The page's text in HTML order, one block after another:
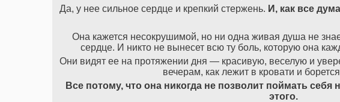
Да, у нее сильное сердце и крепкий стержень. И , как все
Она кажется несокрушимой, но ни одна живая душа не
сердце. И никто не вынесет всю ту боль, которую она
Они видят ее на протяжении дня — красивую, веселую и
вечерам, как лежит в кровати и
Все потому, что она никогда не позволит поймать себя
этого.